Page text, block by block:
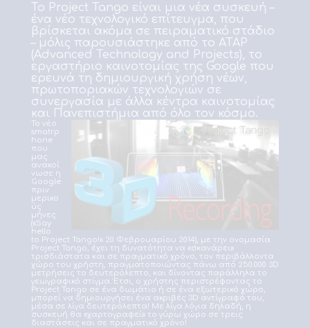
Το Project Tango είναι μια νέα συσκευή –
ένα νέο τεχνολογικό επίτευγμα, που
βρίσκεται ακόμα σε πειραματικό στάδιο
– μόλις παρουσιάστηκε από το ATAP
(Advanced Technology and Projects), το
εργαστήριο καινοτομίας της Google που
ερευνά τη δημιουργική χρήση νέων,
πρωτοποριακών τεχνολογιών σε
συνεργασία με άλλα κέντρα καινοτομίας
και Πανεπιστήμια από όλο τον κόσμο.
Το νέο
smatrp
hone
που
μας
ανακοί
νωσε η
Google
πριν
μερικο
ύς
μήνες
(«Say
hello
to Project Tango!» 20 Φεβρουαρίου 2014), με την ονομασία
Project Tango, έχει τη δυνατότητα να «σκανάρει»
τρισδιάστατα και σε πραγματικό χρόνο, τον περιβάλλοντα
χώρο του χρήστη, πραγματοποιώντας πάνω από 250.000 3D
μετρήσεις το δευτερόλεπτο, και δίνοντας παράλληλα το
γεωγραφικό στίγμα. Έτσι, ο χρήστης περιστρέφοντας το
Project Tango σε ένα δωμάτιο ή σε ένα εξωτερικό χώρο,
μπορεί να δημιουργήσει ένα ακριβές 3D αντίγραφό του,
μέσα σε λίγα δευτερόλεπτα! Με λίγα λόγια δηλαδή, η
συσκευή θα «χαρτογραφεί» το γύρω χώρο σε τρεις
διαστάσεις και σε πραγματικό χρόνο!